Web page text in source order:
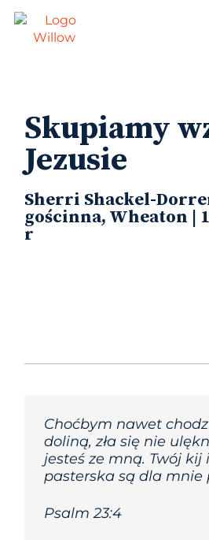
Skupiamy
Jezusie
Sherri Shackel-
gościnna, Wheaton |
r
Choćbym nawet
doliną, zła się nie
jesteś ze mną. Twój kij
pasterska są dla mnie
Psalm 23:4